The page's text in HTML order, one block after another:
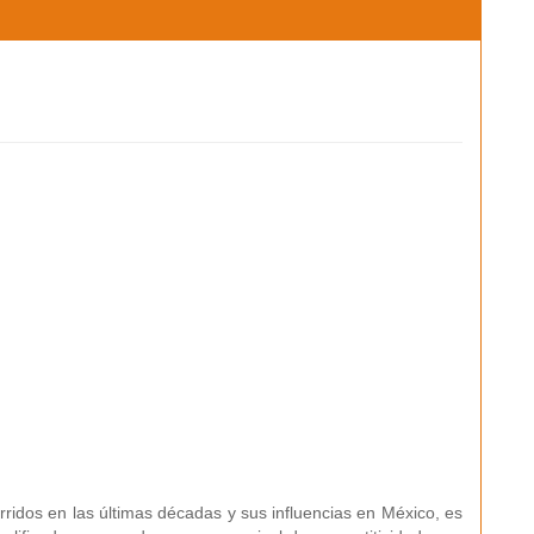
en las últimas décadas y sus influencias en México, es